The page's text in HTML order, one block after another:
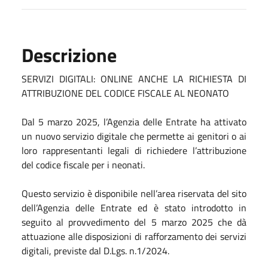
Descrizione
SERVIZI DIGITALI: ONLINE ANCHE LA RICHIESTA DI
ATTRIBUZIONE DEL CODICE FISCALE AL NEONATO
Dal 5 marzo 2025, l’Agenzia delle Entrate ha attivato
un nuovo servizio digitale che permette ai genitori o ai
loro rappresentanti legali di richiedere l’attribuzione
del codice fiscale per i neonati.
Questo servizio è disponibile nell’area riservata del sito
dell’Agenzia delle Entrate ed è stato introdotto in
seguito al provvedimento del 5 marzo 2025 che dà
attuazione alle disposizioni di rafforzamento dei servizi
digitali, previste dal D.Lgs. n.1/2024.